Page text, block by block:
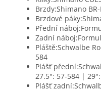
Brzdy:Shimano
Brzdové páky:
Přední náboj:
Zadní náboj:
Pláště:Schwalbe
584
Plášť přední:
27.5": 57-584 |
Plášť zadní: